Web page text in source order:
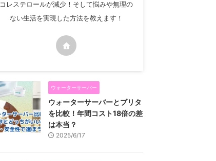
コレステロールが減少！そして悩みや無理の
ない生活を実現した方法を教えます！
ウォーターサーバー
ウォーターサーバーとブリタ
を比較！年間コスト18倍の差
は本当？
2025/6/17